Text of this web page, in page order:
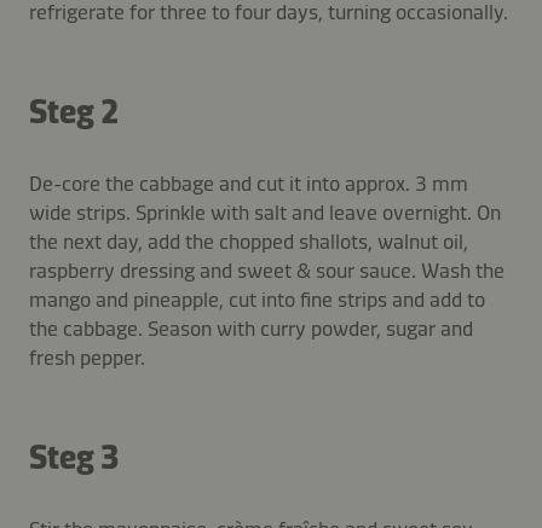
refrigerate for three to four days, turning occasionally.
Steg 2
De-core the cabbage and cut it into approx. 3 mm
wide strips. Sprinkle with salt and leave overnight. On
the next day, add the chopped shallots, walnut oil,
raspberry dressing and sweet & sour sauce. Wash the
mango and pineapple, cut into fine strips and add to
the cabbage. Season with curry powder, sugar and
fresh pepper.
Steg 3